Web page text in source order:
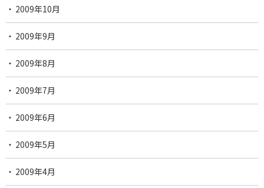
2009年10月
2009年9月
2009年8月
2009年7月
2009年6月
2009年5月
2009年4月